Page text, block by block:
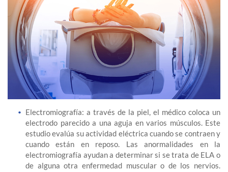
Electromiografía: a través de la piel, el médico coloca un
electrodo parecido a una aguja en varios músculos. Este
estudio evalúa su actividad eléctrica cuando se contraen y
cuando están en reposo. Las anormalidades en la
electromiografía ayudan a determinar si se trata de ELA o
de alguna otra enfermedad muscular o de los nervios.